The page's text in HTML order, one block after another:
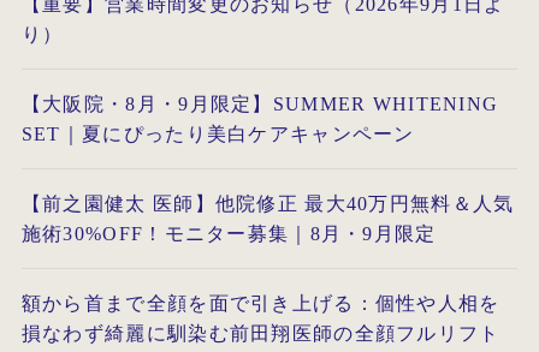
り）
【大阪院・8月・9月限定】SUMMER WHITENING
SET｜夏にぴったり美白ケアキャンペーン
【前之園健太 医師】他院修正 最大40万円無料＆人気
施術30%OFF！モニター募集｜8月・9月限定
額から首まで全顔を面で引き上げる：個性や人相を
損なわず綺麗に馴染む前田翔医師の全顔フルリフト